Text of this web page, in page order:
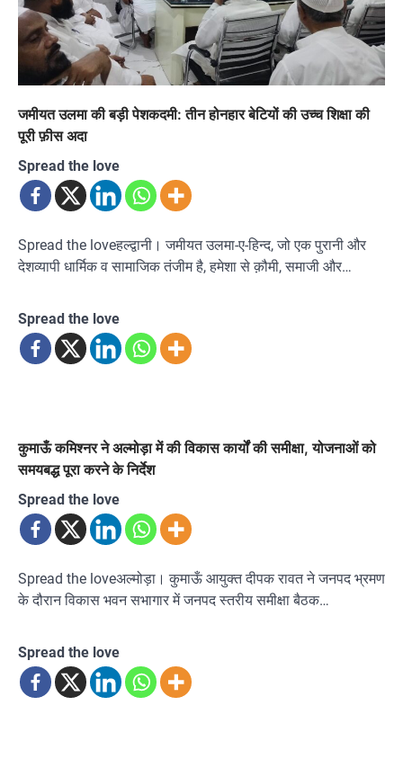
जमीयत उलमा की बड़ी पेशकदमी: तीन होनहार बेटियों की उच्च शिक्षा की
पूरी फ़ीस अदा
Spread the love
Spread the loveहल्द्वानी। जमीयत उलमा-ए-हिन्द, जो एक पुरानी और
देशव्यापी धार्मिक व सामाजिक तंजीम है, हमेशा से क़ौमी, समाजी और…
Spread the love
कुमाऊँ कमिश्नर ने अल्मोड़ा में की विकास कार्यों की समीक्षा, योजनाओं को
समयबद्ध पूरा करने के निर्देश
Spread the love
Spread the loveअल्मोड़ा। कुमाऊँ आयुक्त दीपक रावत ने जनपद भ्रमण
के दौरान विकास भवन सभागार में जनपद स्तरीय समीक्षा बैठक…
Spread the love